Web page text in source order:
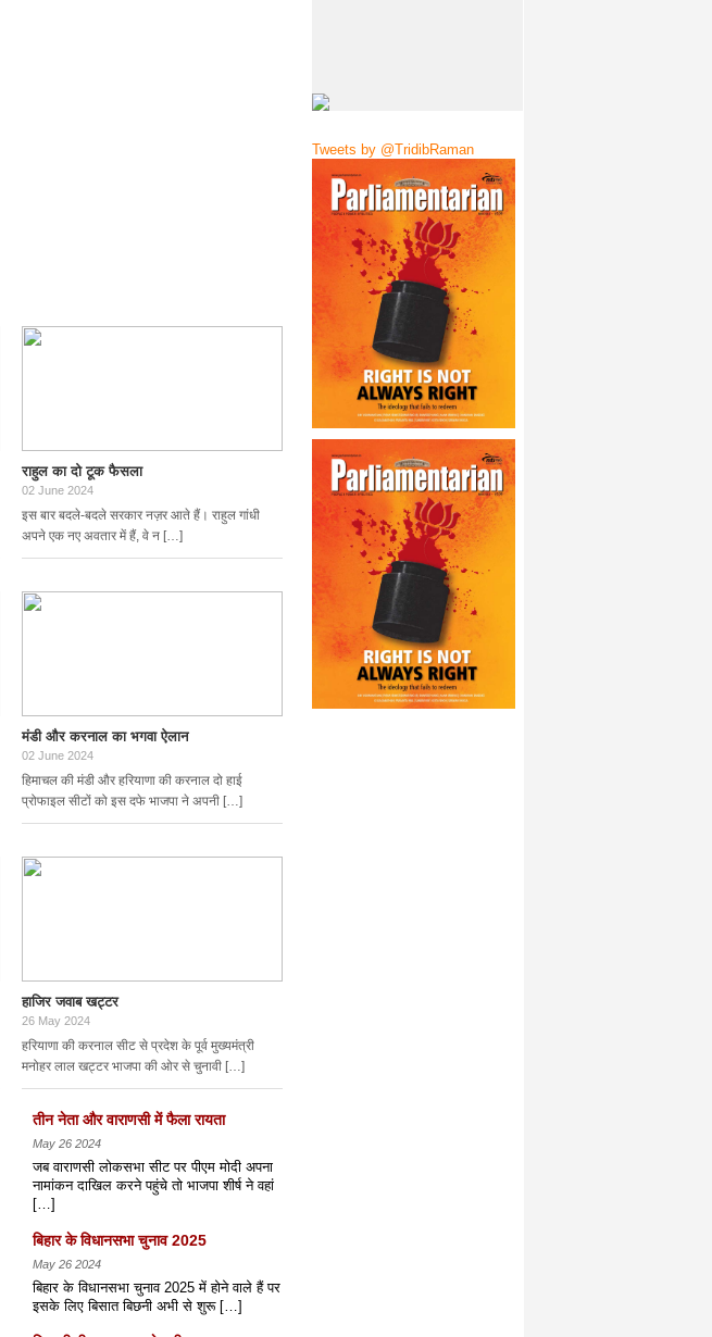
राहुल का दो टूक फैसला
02 June 2024
इस बार बदले-बदले सरकार नज़र आते हैं। राहुल गांधी
अपने एक नए अवतार में हैं, वे न […]
मंडी और करनाल का भगवा ऐलान
02 June 2024
हिमाचल की मंडी और हरियाणा की करनाल दो हाई
प्रोफाइल सीटों को इस दफे भाजपा ने अपनी […]
हाजिर जवाब खट्टर
26 May 2024
हरियाणा की करनाल सीट से प्रदेश के पूर्व मुख्यमंत्री
मनोहर लाल खट्टर भाजपा की ओर से चुनावी […]
तीन नेता और वाराणसी में फैला रायता
May 26 2024
जब वाराणसी लोकसभा सीट पर पीएम मोदी अपना
नामांकन दाखिल करने पहुंचे तो भाजपा शीर्ष ने वहां
[…]
बिहार के विधानसभा चुनाव 2025
May 26 2024
बिहार के विधानसभा चुनाव 2025 में होने वाले हैं पर
इसके लिए बिसात बिछनी अभी से शुरू […]
Tweets by @TridibRaman